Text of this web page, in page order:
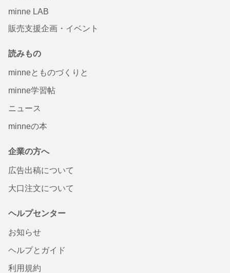
minne LAB
販売支援企画・イベント
読みもの
minneとものづくりと
minne学習帖
ニュース
minneの本
企業の方へ
広告出稿について
大口注文について
ヘルプセンター
お知らせ
ヘルプとガイド
利用規約